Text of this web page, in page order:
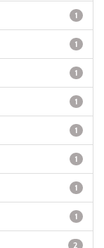
1
1
1
1
1
1
1
1
2